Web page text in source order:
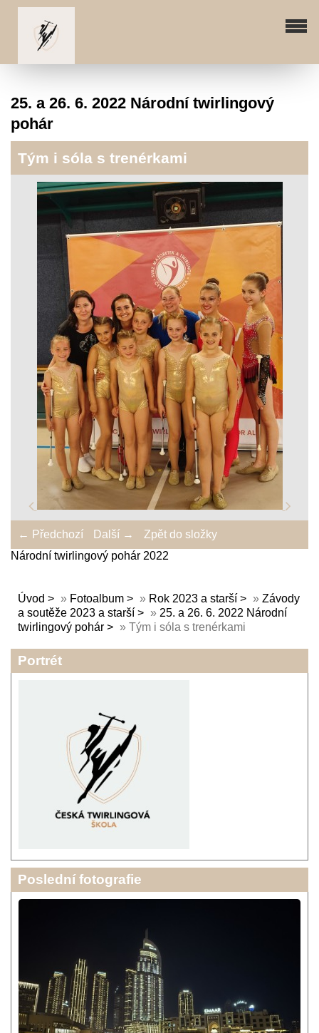
25. a 26. 6. 2022 Národní twirlingový
pohár
Tým i sóla s trenérkami
← Předchozí Další →
Zpět do složky
Národní twirlingový pohár 2022
Úvod » Fotoalbum » Rok 2023 a starší » Závody
a soutěže 2023 a starší
» 25. a 26. 6. 2022 Národní
twirlingový pohár
» Tým i sóla s trenérkami
Portrét
Poslední fotografie